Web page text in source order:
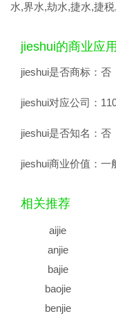
水,界水,劫水,捷水,捷
jieshui的商业应用
jieshui是否商标： 否
jieshui对应公司：
jieshui是否知名： 否
jieshui商业价值： 一
相关推荐
aijie
anjie
bajie
baojie
benjie